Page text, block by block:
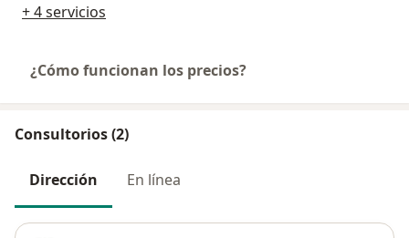
+ 4 servicios
¿Cómo funcionan los precios?
Consultorios (2)
Dirección En línea